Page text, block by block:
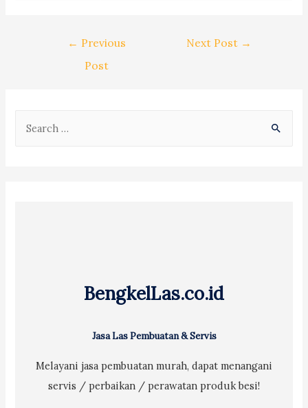
← Previous
Post
Next Post →
BengkelLas.co.id
Jasa Las Pembuatan & Servis
Melayani jasa pembuatan murah, dapat menangani
servis / perbaikan / perawatan produk besi!